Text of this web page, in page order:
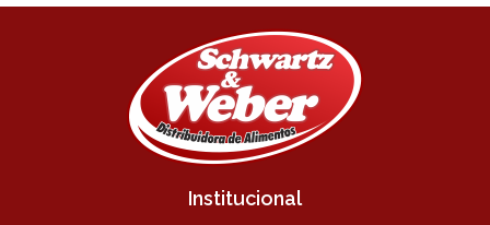
Institucional